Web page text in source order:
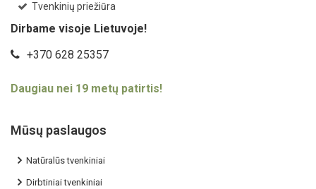
Tvenkinių priežiūra
Dirbame visoje Lietuvoje!
+370 628 25357
Daugiau nei 19 metų patirtis!
Mūsų paslaugos
Natūralūs tvenkiniai
Dirbtiniai tvenkiniai